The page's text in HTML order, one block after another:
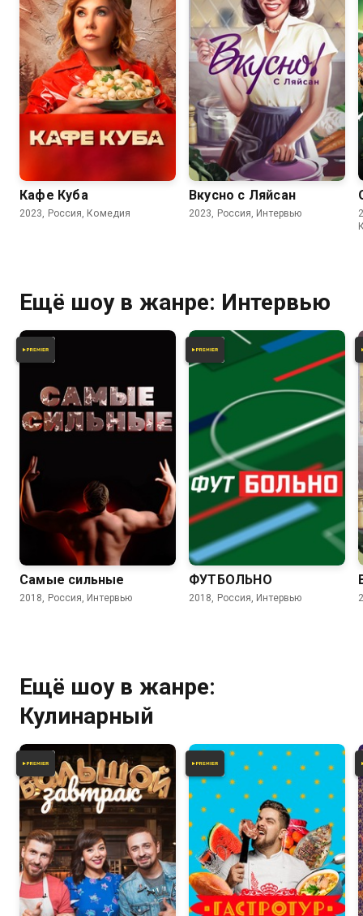
Кафе Куба
2023, Россия, Комедия
Вкусно с Ляйсан
2023, Россия, Интервью
Ещё шоу в жанре: Интервью
Самые сильные
2018, Россия, Интервью
ФУТБОЛЬНО
2018, Россия, Интервью
Ещё шоу в жанре:
Кулинарный